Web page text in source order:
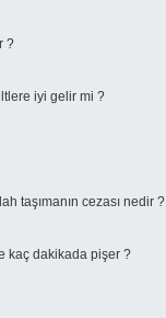
?
iyi gelir mi ?
taşımanın cezası nedir ?
kaç dakikada pişer ?